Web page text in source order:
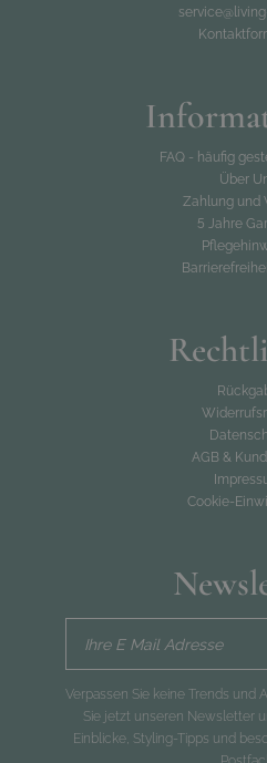
FAQ - häufig
Über
Zahlung und
5 Jahre
AGB &
Cookie-
Ihre E Mail Adresse
Verpassen Sie keine Trends und
Sie jetzt unseren Newsletter
Einblicke, Styling-Tipps und